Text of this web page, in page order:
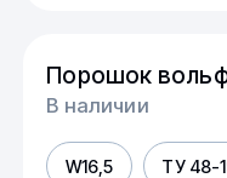
Порошок
В наличии
W16,5 ТУ 48-